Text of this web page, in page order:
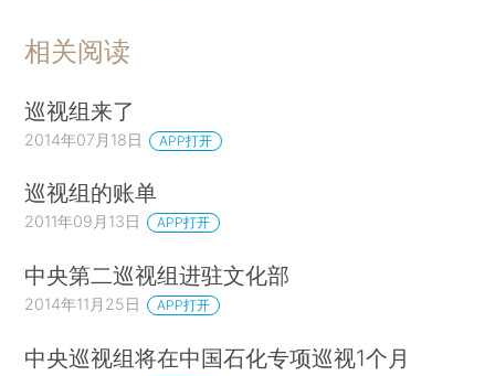
相关阅读
巡视组来了
2014年07月18日 APP打开
巡视组的账单
2011年09月13日 APP打开
中央第二巡视组进驻文化部
2014年11月25日 APP打开
中央巡视组将在中国石化专项巡视1个月